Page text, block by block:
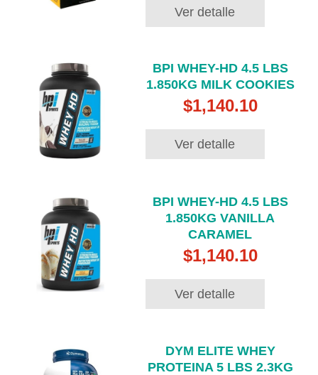
Ver detalle
BPI WHEY-HD 4.5 LBS
1.850KG MILK COOKIES
$1,140.10
Ver detalle
BPI WHEY-HD 4.5 LBS
1.850KG VANILLA
CARAMEL
$1,140.10
Ver detalle
DYM ELITE WHEY
PROTEINA 5 LBS 2.3KG